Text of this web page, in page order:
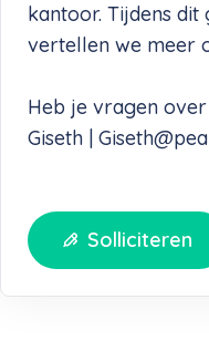
kantoor. Tijdens
vertellen we meer
Heb je vragen
Giseth |
Solliciteren